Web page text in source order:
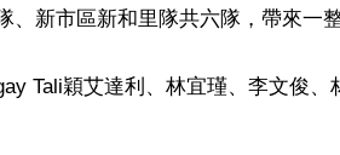
、新市區新和里隊共六隊，帶來一
Tali穎艾達利、林宜瑾、李文俊